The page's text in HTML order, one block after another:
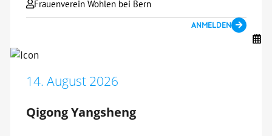
Frauenverein Wohlen bei Bern
ANMELDEN
14. August 2026
Qigong Yangsheng